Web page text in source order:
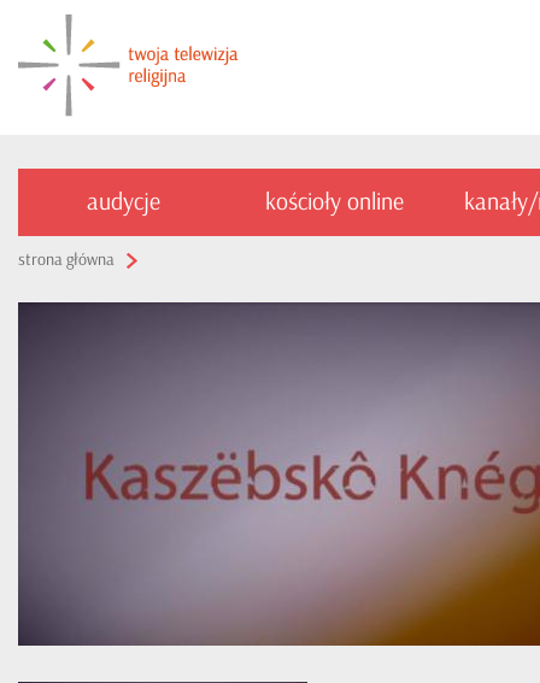
audycje kościoły online
strona główna